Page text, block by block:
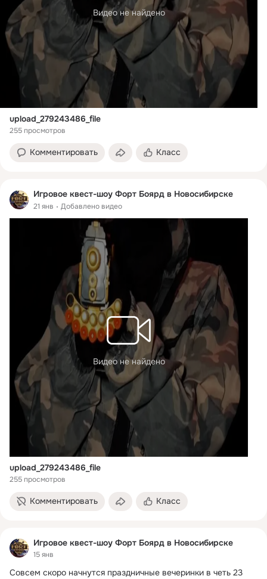
Видео не найдено
upload_279243486_file
255 просмотров
Комментировать Класс
Игровое квест-шоу Форт Боярд в Новосибирске
21 янв Добавлено видео
Видео не найдено
upload_279243486_file
255 просмотров
Комментировать Класс
Игровое квест-шоу Форт Боярд в Новосибирске
15 янв
Совсем скоро начнутся праздничные вечеринки в четь 23